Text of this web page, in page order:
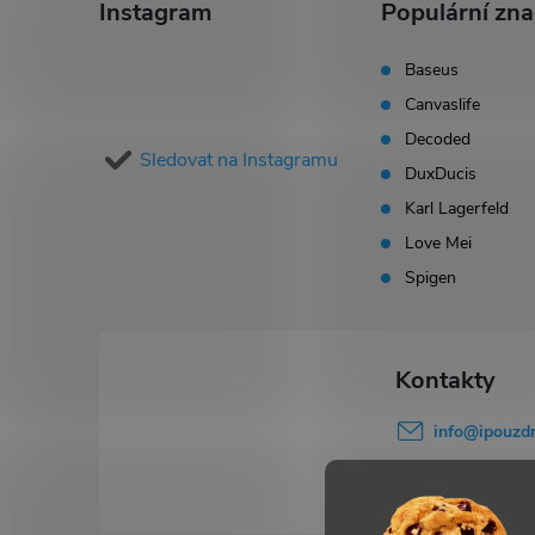
Instagram
Sledovat na Instagramu
Populární
Baseus
Canvaslife
Decoded
DuxDucis
Karl Lagerfeld
Love Mei
Spigen
info@